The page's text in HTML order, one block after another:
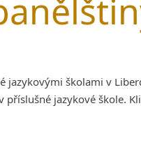
jazykovými školami v
jazykové škole.